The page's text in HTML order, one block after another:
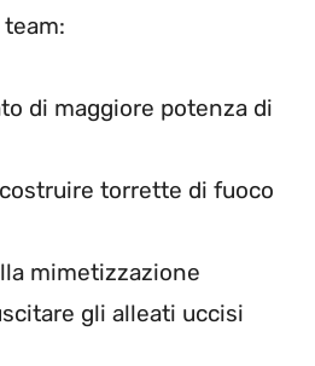
di maggiore potenza di
torrette di fuoco
mimetizzazione
gli alleati uccisi